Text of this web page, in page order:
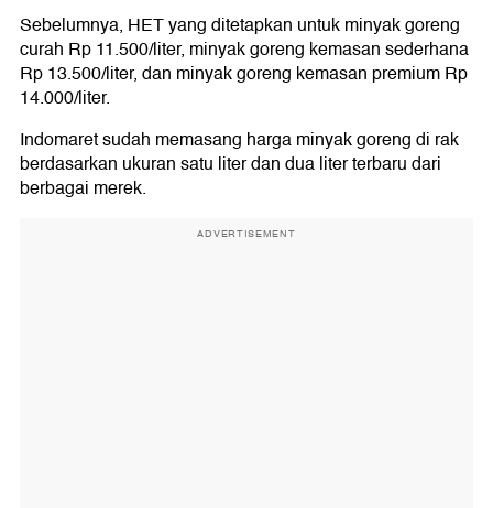
Sebelumnya, HET yang ditetapkan untuk minyak goreng
curah Rp 11.500/liter, minyak goreng kemasan sederhana
Rp 13.500/liter, dan minyak goreng kemasan premium Rp
14.000/liter.
Indomaret sudah memasang harga minyak goreng di rak
berdasarkan ukuran satu liter dan dua liter terbaru dari
berbagai merek.
ADVERTISEMENT